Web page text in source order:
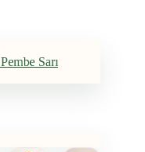
Pembe Sarı